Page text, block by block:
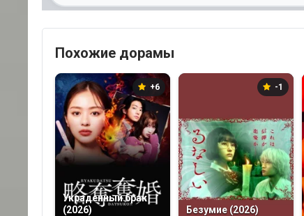
Похожие дорамы
+6
Украденный брак
(2026)
-1
Безумие (2026)